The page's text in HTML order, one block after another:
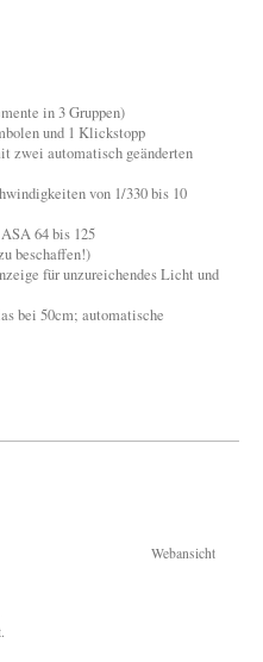
in 3 Gruppen)
und 1 Klickstopp
zwei automatisch geänderten
von 1/330 bis 10
64 bis 125
beschaffen!)
für unzureichendes Licht und
bei 50cm; automatische
Webansicht